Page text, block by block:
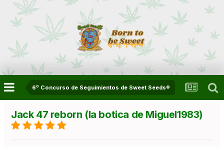
6º Concurso de Seguimientos de Sweet Seeds®
Jack 47 reborn (la botica de Miguel1983)